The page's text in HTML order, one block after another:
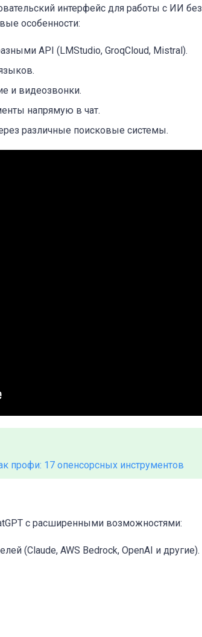
интерфейс для работы с ИИ без
особенности:
API (LMStudio, GroqCloud, Mistral).
и видеозвонки.
напрямую в чат.
различные поисковые системы.
профи: 17 опенсорсных инструментов
с расширенными возможностями:
(Claude, AWS Bedrock, OpenAI и другие).